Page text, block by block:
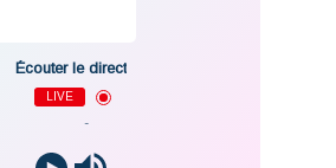
Écouter le direct
LIVE